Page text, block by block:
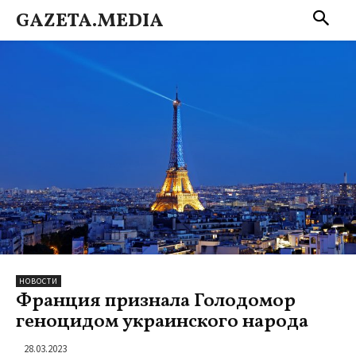
GAZETA.MEDIA
НОВОСТИ
Франция признала Голодомор
геноцидом украинского народа
28.03.2023